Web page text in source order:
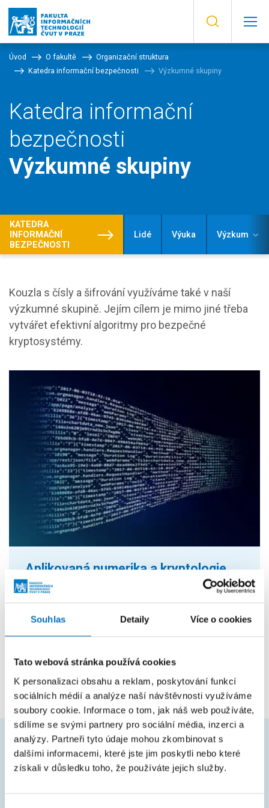
Souhlas Detaily Více o cookies
Tato webová stránka používá cookies
K personalizaci obsahu a reklam, poskytování funkcí
sociálních médií a analýze naší návštěvnosti využíváme
soubory cookie. Informace o tom, jak náš web používáte,
sdílíme se svými partnery pro sociální média, inzerci a
analýzy. Partneři tyto údaje mohou zkombinovat s
dalšími informacemi, které jste jim poskytli nebo které
získali v důsledku toho, že používáte jejich služby.
Úvod O fakultě
Organizační struktura
Katedra informační bezpečnosti
Výzkumné skupiny
Katedra informační
bezpečnosti
Výzkumné skupiny
KATEDRA
INFORMAČNÍ
BEZPEČNOSTI
Lidé Výuka Výzkum
Kouzla s čísly a šifrování využíváme také v naší
výzkumné skupině. Jejím cílem je mimo jiné třeba
vytvářet efektivní algoritmy pro bezpečné
kryptosystémy.
Aplikovaná numerika a kryptologie
(ANC)
bezpečné kryptosystémy a alternativní aritmetiky.
algoritmů pro kryptografické systémy nebo...
ČASTO HLEDÁTE